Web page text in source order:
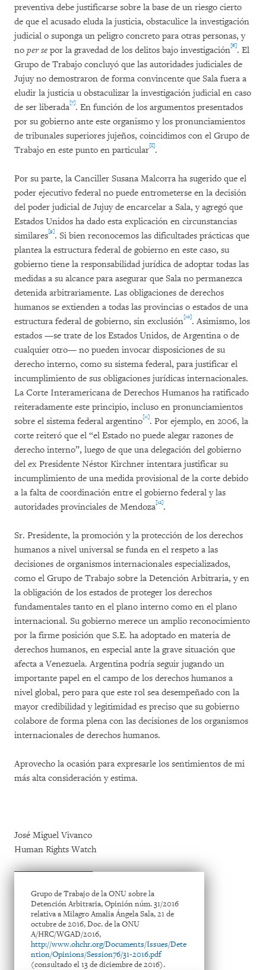
preventiva debe justificarse sobre la base de un riesgo cierto
de que el acusado eluda la justicia, obstaculice la investigación
judicial o suponga un peligro concreto para otras personas, y
no per se por la gravedad de los delitos bajo investigación[6]. El
Grupo de Trabajo concluyó que las autoridades judiciales de
Jujuy no demostraron de forma convincente que Sala fuera a
eludir la justicia u obstaculizar la investigación judicial en caso
de ser liberada[7]. En función de los argumentos presentados
por su gobierno ante este organismo y los pronunciamientos
de tribunales superiores jujeños, coincidimos con el Grupo de
Trabajo en este punto en particular[8].
Por su parte, la Canciller Susana Malcorra ha sugerido que el
poder ejecutivo federal no puede entrometerse en la decisión
del poder judicial de Jujuy de encarcelar a Sala, y agregó que
Estados Unidos ha dado esta explicación en circunstancias
similares[9]. Si bien reconocemos las dificultades prácticas que
plantea la estructura federal de gobierno en este caso, su
gobierno tiene la responsabilidad jurídica de adoptar todas las
medidas a su alcance para asegurar que Sala no permanezca
detenida arbitrariamente. Las obligaciones de derechos
humanos se extienden a todas las provincias o estados de una
estructura federal de gobierno, sin exclusión[10]. Asimismo, los
estados —se trate de los Estados Unidos, de Argentina o de
cualquier otro— no pueden invocar disposiciones de su
derecho interno, como su sistema federal, para justificar el
incumplimiento de sus obligaciones jurídicas internacionales.
La Corte Interamericana de Derechos Humanos ha ratificado
reiteradamente este principio, incluso en pronunciamientos
sobre el sistema federal argentino[11]. Por ejemplo, en 2006, la
corte reiteró que el “el Estado no puede alegar razones de
derecho interno”, luego de que una delegación del gobierno
del ex Presidente Néstor Kirchner intentara justificar su
incumplimiento de una medida provisional de la corte debido
a la falta de coordinación entre el gobierno federal y las
autoridades provinciales de Mendoza[12].
Sr. Presidente, la promoción y la protección de los derechos
humanos a nivel universal se funda en el respeto a las
decisiones de organismos internacionales especializados,
como el Grupo de Trabajo sobre la Detención Arbitraria, y en
la obligación de los estados de proteger los derechos
fundamentales tanto en el plano interno como en el plano
internacional. Su gobierno merece un amplio reconocimiento
por la firme posición que S.E. ha adoptado en materia de
derechos humanos, en especial ante la grave situación que
afecta a Venezuela. Argentina podría seguir jugando un
importante papel en el campo de los derechos humanos a
nivel global, pero para que este rol sea desempeñado con la
mayor credibilidad y legitimidad es preciso que su gobierno
colabore de forma plena con las decisiones de los organismos
internacionales de derechos humanos.
Aprovecho la ocasión para expresarle los sentimientos de mi
más alta consideración y estima.
José Miguel Vivanco
Human Rights Watch
Grupo de Trabajo de la ONU sobre la
Detención Arbitraria, Opinión núm. 31/2016
relativa a Milagro Amalia Ángela Sala, 21 de
octubre de 2016, Doc. de la ONU
A/HRC/WGAD/2016,
http://www.ohchr.org/Documents/Issues/Dete
ntion/Opinions/Session76/31-2016.pdf
(consultado el 13 de diciembre de 2016).